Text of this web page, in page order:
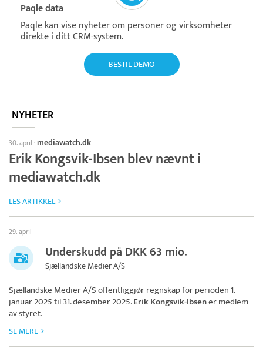
Paqle data
Paqle kan vise nyheter om personer og virksomheter
direkte i ditt CRM-system.
BESTIL DEMO
NYHETER
30. april · mediawatch.dk
Erik Kongsvik-Ibsen blev nævnt i
mediawatch.dk
LES ARTIKKEL
29. april
Underskudd på DKK 63 mio.
Sjællandske Medier A/S
Sjællandske Medier A/Soffentliggjør regnskap for perioden 1.
januar 2025 til 31. desember 2025.Erik Kongsvik-Ibsener medlem
av styret.
SE MERE